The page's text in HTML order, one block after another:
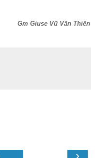
Gm Giuse Vũ Văn Thiên